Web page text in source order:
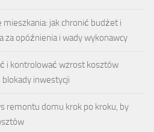
jak chronić budżet i
za opóźnienia i wady wykonawcy
i kontrolować wzrost kosztów
inwestycji
remontu domu krok po kroku, by